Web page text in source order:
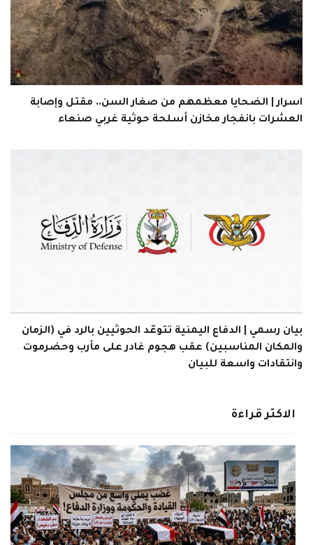
اسرار | الضحايا معظمهم من صغار السن.. مقتل وإصابة
العشرات بانفجار مخازن أسلحة حوثية غربي صنعاء
بيان رسمي | الدفاع اليمنية تتوعّد الحوثيين بالرد في (الزمان
والمكان المناسبين) عقب هجوم غادر على مأرب وحضرموت
وانتقادات واسعة للبيان
الاكثر قراءة